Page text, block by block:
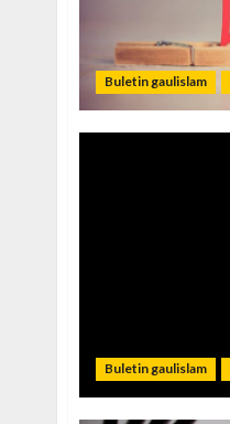
Buletin gaulislam
Buletin gaulislam